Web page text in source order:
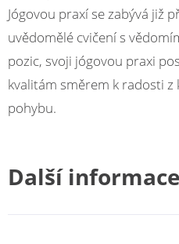
Jógovou praxí se zabývá již
uvědomělé cvičení s
pozic, svoji jógovou praxi
kvalitám směrem k radosti z
pohybu.
Další informace